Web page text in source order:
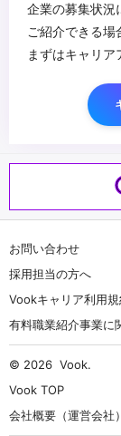
企業の募集状況
ご紹介できる場
まずはキャリア
お問い合わせ
採用担当の方へ
Vookキャリア利用規
有料職業紹介事業に
© 2026 Vook.
Vook TOP
会社概要（運営会社）